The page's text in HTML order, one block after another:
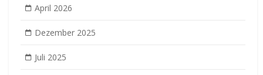
April 2026
Dezember 2025
Juli 2025